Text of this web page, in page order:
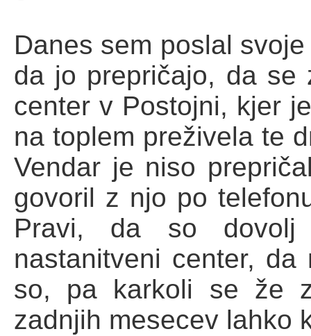
Danes sem poslal
da jo prepričajo, da se
center v Postojni, kjer
na toplem preživela te
Vendar je niso
govoril z njo po
Pravi, da so
nastanitveni center,
so, pa karkoli se že
zadnjih mesecev lahko